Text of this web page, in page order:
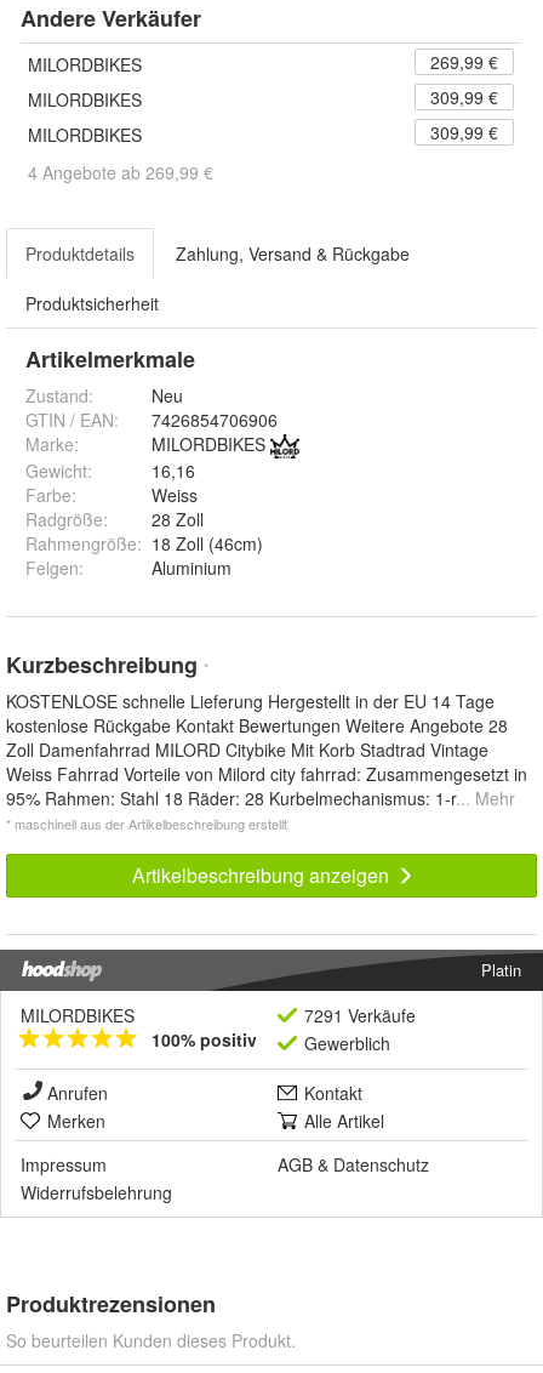
Andere Verkäufer
MILORDBIKES
269,99 €
MILORDBIKES
309,99 €
MILORDBIKES
309,99 €
4 Angebote ab 269,99 €
Produktdetails Zahlung, Versand & Rückgabe
Produktsicherheit
Artikelmerkmale
Zustand:
Neu
GTIN / EAN:
7426854706906
Marke:
MILORDBIKES
Gewicht:
16,16
Farbe:
Weiss
Radgröße:
28 Zoll
Rahmengröße: 18 Zoll (46cm)
Felgen: Aluminium
Kurzbeschreibung *
KOSTENLOSE schnelle Lieferung Hergestellt in der EU 14 Tage
kostenlose Rückgabe Kontakt Bewertungen Weitere Angebote 28
Zoll Damenfahrrad MILORD Citybike Mit Korb Stadtrad Vintage
Weiss Fahrrad Vorteile von Milord city fahrrad: Zusammengesetzt in
95% Rahmen: Stahl 18 Räder: 28 Kurbelmechanismus: 1-r... Mehr
* maschinell aus der Artikelbeschreibung erstellt
Artikelbeschreibung anzeigen
Platin
MILORDBIKES
100% positiv
7291 Verkäufe
Gewerblich
Anrufen
Kontakt
Merken
Alle Artikel
Impressum
AGB & Datenschutz
Widerrufsbelehrung
Produktrezensionen
So beurteilen Kunden dieses Produkt.